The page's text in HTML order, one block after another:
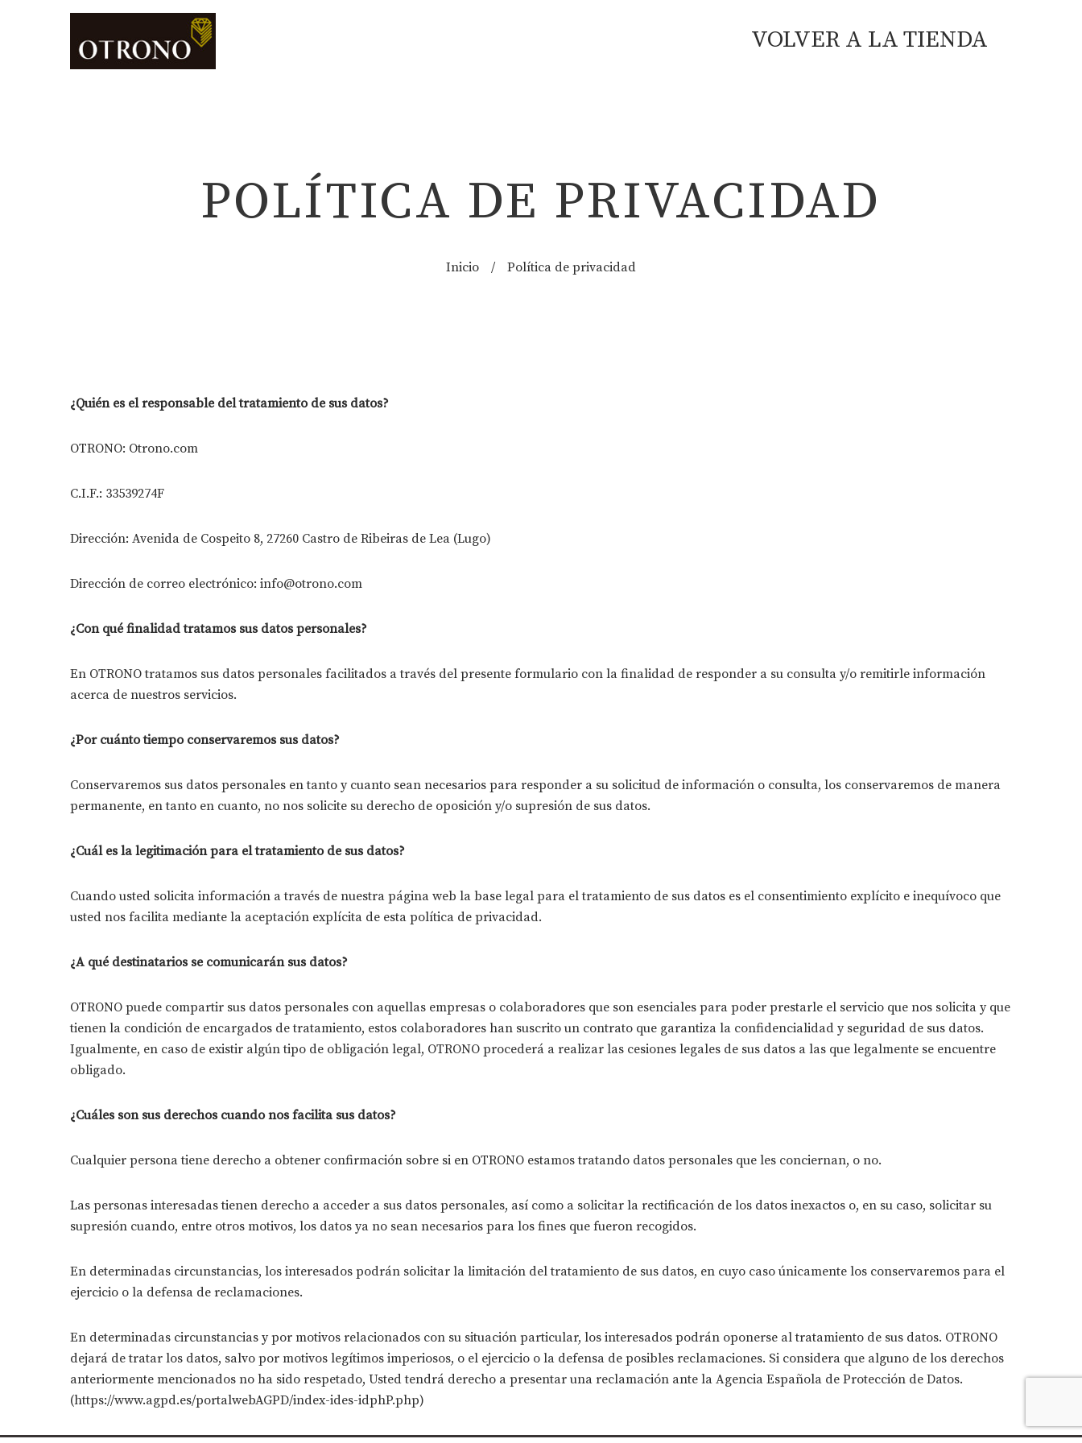
VOLVER A LA TIENDA
POLÍTICA DE PRIVACIDAD
Inicio / Política de privacidad
¿Quién es el responsable del tratamiento de sus datos?
OTRONO: Otrono.com
C.I.F.: 33539274F
Dirección: Avenida de Cospeito 8, 27260 Castro de Ribeiras de Lea (Lugo)
Dirección de correo electrónico: info@otrono.com
¿Con qué finalidad tratamos sus datos personales?
En OTRONO tratamos sus datos personales facilitados a través del presente formulario con la finalidad de responder a su consulta y/o remitirle información
acerca de nuestros servicios.
¿Por cuánto tiempo conservaremos sus datos?
Conservaremos sus datos personales en tanto y cuanto sean necesarios para responder a su solicitud de información o consulta, los conservaremos de manera
permanente, en tanto en cuanto, no nos solicite su derecho de oposición y/o supresión de sus datos.
¿Cuál es la legitimación para el tratamiento de sus datos?
Cuando usted solicita información a través de nuestra página web la base legal para el tratamiento de sus datos es el consentimiento explícito e inequívoco que
usted nos facilita mediante la aceptación explícita de esta política de privacidad.
¿A qué destinatarios se comunicarán sus datos?
OTRONO puede compartir sus datos personales con aquellas empresas o colaboradores que son esenciales para poder prestarle el servicio que nos solicita y que
tienen la condición de encargados de tratamiento, estos colaboradores han suscrito un contrato que garantiza la confidencialidad y seguridad de sus datos.
Igualmente, en caso de existir algún tipo de obligación legal, OTRONO procederá a realizar las cesiones legales de sus datos a las que legalmente se encuentre
obligado.
¿Cuáles son sus derechos cuando nos facilita sus datos?
Cualquier persona tiene derecho a obtener confirmación sobre si en OTRONO estamos tratando datos personales que les conciernan, o no.
Las personas interesadas tienen derecho a acceder a sus datos personales, así como a solicitar la rectificación de los datos inexactos o, en su caso, solicitar su
supresión cuando, entre otros motivos, los datos ya no sean necesarios para los fines que fueron recogidos.
En determinadas circunstancias, los interesados podrán solicitar la limitación del tratamiento de sus datos, en cuyo caso únicamente los conservaremos para el
ejercicio o la defensa de reclamaciones.
En determinadas circunstancias y por motivos relacionados con su situación particular, los interesados podrán oponerse al tratamiento de sus datos. OTRONO
dejará de tratar los datos, salvo por motivos legítimos imperiosos, o el ejercicio o la defensa de posibles reclamaciones. Si considera que alguno de los derechos
anteriormente mencionados no ha sido respetado, Usted tendrá derecho a presentar una reclamación ante la Agencia Española de Protección de Datos.
(https://www.agpd.es/portalwebAGPD/index-ides-idphP.php)